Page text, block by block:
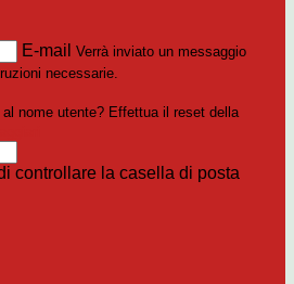
E-mail Verrà inviato un messaggio
necessarie.
nome utente? Effettua il reset della
controllare la casella di posta